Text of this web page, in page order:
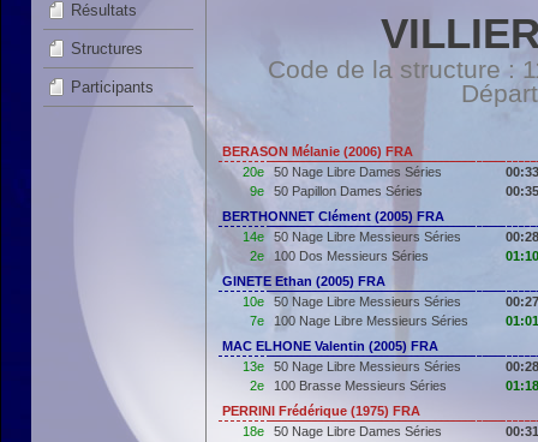
Résultats
Structures
Participants
Code de la structure :
BERASON Mélanie (2006) FRA
20e
50 Nage Libre Dames Séries
9e
50 Papillon Dames Séries
BERTHONNET Clément (2005) FRA
14e
50 Nage Libre Messieurs Séries
2e
100 Dos Messieurs Séries
GINETE Ethan (2005) FRA
10e
50 Nage Libre Messieurs Séries
7e
100 Nage Libre Messieurs Séries
MAC ELHONE Valentin (2005) FRA
13e
50 Nage Libre Messieurs Séries
2e
100 Brasse Messieurs Séries
PERRINI Frédérique (1975) FRA
18e
50 Nage Libre Dames Séries